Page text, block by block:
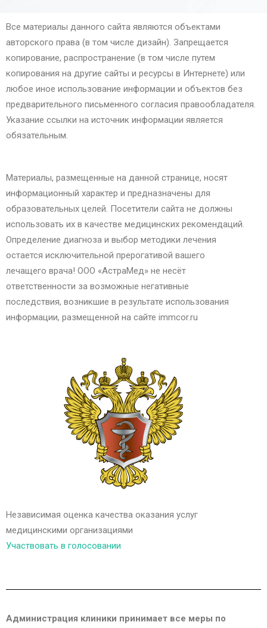
Все материалы данного сайта являются объектами
авторского права (в том числе дизайн). Запрещается
копирование, распространение (в том числе путем
копирования на другие сайты и ресурсы в Интернете) или
любое иное использование информации и объектов без
предварительного письменного согласия правообладателя.
Указание ссылки на источник информации является
обязательным.
Материалы, размещенные на данной странице, носят
информационный характер и предназначены для
образовательных целей. Посетители сайта не должны
использовать их в качестве медицинских рекомендаций.
Определение диагноза и выбор методики лечения
остается исключительной прерогативой вашего
лечащего врача! ООО «АстраМед» не несёт
ответственности за возможные негативные
последствия, возникшие в результате использования
информации, размещенной на сайте immcor.ru
Независимая оценка качества оказания услуг
медицинскими организациями
Участвовать в голосовании
Администрация клиники принимает все меры по